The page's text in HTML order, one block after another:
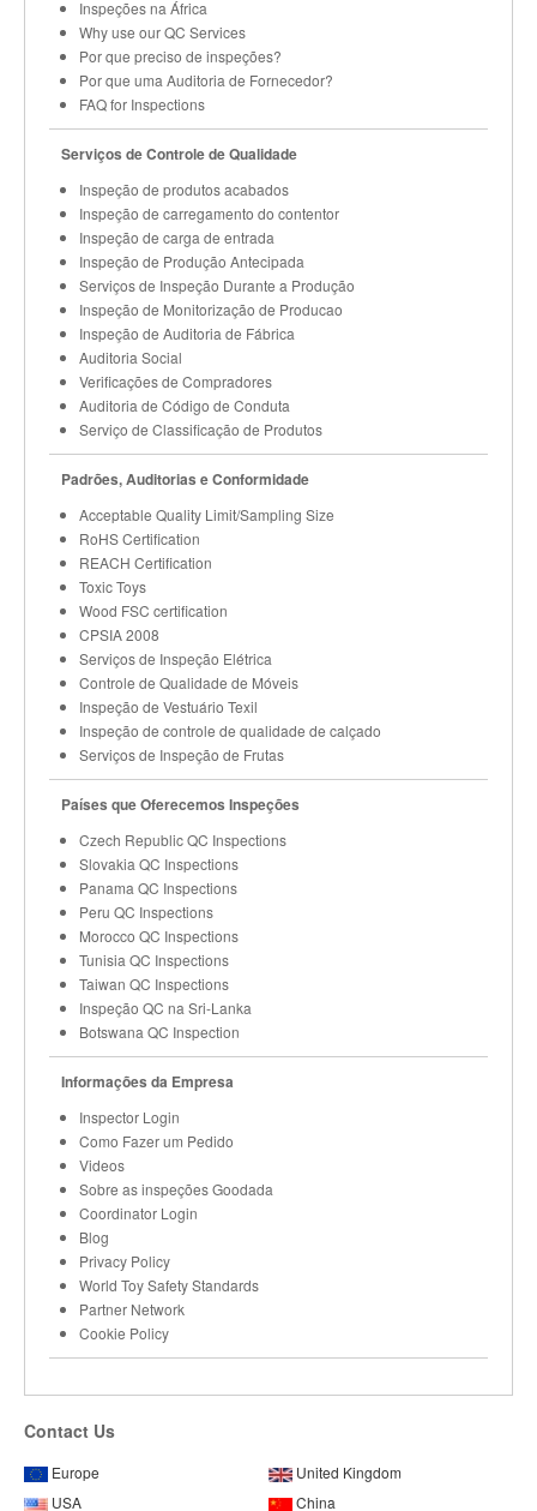
Inspeções na África
Why use our QC Services
Por que preciso de inspeções?
Por que uma Auditoria de Fornecedor?
FAQ for Inspections
Serviços de Controle de Qualidade
Inspeção de produtos acabados
Inspeção de carregamento do contentor
Inspeção de carga de entrada
Inspeção de Produção Antecipada
Serviços de Inspeção Durante a Produção
Inspeção de Monitorização de Producao
Inspeção de Auditoria de Fábrica
Auditoria Social
Verificações de Compradores
Auditoria de Código de Conduta
Serviço de Classificação de Produtos
Padrões, Auditorias e Conformidade
Acceptable Quality Limit/Sampling Size
RoHS Certification
REACH Certification
Toxic Toys
Wood FSC certification
CPSIA 2008
Serviços de Inspeção Elétrica
Controle de Qualidade de Móveis
Inspeção de Vestuário Texil
Inspeção de controle de qualidade de calçado
Serviços de Inspeção de Frutas
Países que Oferecemos Inspeções
Czech Republic QC Inspections
Slovakia QC Inspections
Panama QC Inspections
Peru QC Inspections
Morocco QC Inspections
Tunisia QC Inspections
Taiwan QC Inspections
Inspeção QC na Sri-Lanka
Botswana QC Inspection
Informações da Empresa
Inspector Login
Como Fazer um Pedido
Videos
Sobre as inspeções Goodada
Coordinator Login
Blog
Privacy Policy
World Toy Safety Standards
Partner Network
Cookie Policy
Contact Us
Europe
United Kingdom
USA
China